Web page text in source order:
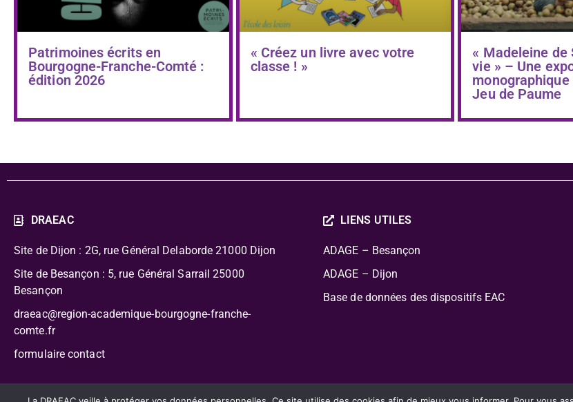
Patrimoines écrits en
Bourgogne-Franche-Comté :
édition 2026
« Créez un livre avec votre
classe ! »
« Madeleine de
vie » – Une
Jeu de Paume
DRAEAC
Site de Dijon : 2G, rue Général Delaborde 21000 Dijon
Site de Besançon : 5, rue Général Sarrail 25000
Besançon
draeac@region-academique-bourgogne-franche-
comte.fr
formulaire contact
LIENS UTILES
ADAGE – Besançon
ADAGE – Dijon
Base de données des dispositifs EAC